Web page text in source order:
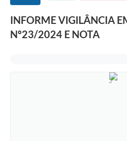
INFORME VIGILÂNCIA
Nº23/2024 E NOTA